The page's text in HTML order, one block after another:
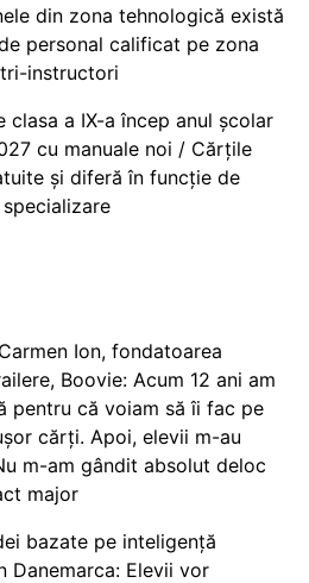
din zona tehnologică există
personal calificat pe zona
instructori
clasa a IX-a încep anul școlar
cu manuale noi / Cărțile
și diferă în funcție de
Ion, fondatoarea
Boovie: Acum 12 ani am
pentru că voiam să îi fac pe
cărți. Apoi, elevii m-au
m-am gândit absolut deloc
major
bazate pe inteligență
Danemarca: Elevii vor